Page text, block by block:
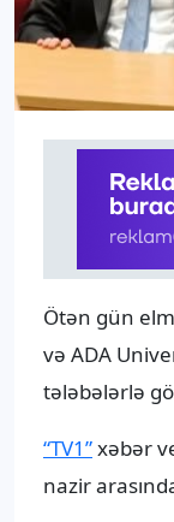
Ötən gün
və ADA
tələbələrlə
“TV1”xəbər
nazir